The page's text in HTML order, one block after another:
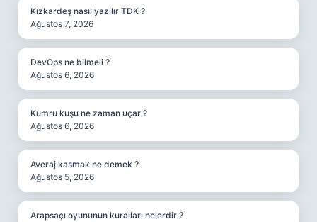
Kızkardeş nasıl yazılır TDK ?
Ağustos 7, 2026
DevOps ne bilmeli ?
Ağustos 6, 2026
Kumru kuşu ne zaman uçar ?
Ağustos 6, 2026
Averaj kasmak ne demek ?
Ağustos 5, 2026
Arapsaçı oyununun kuralları nelerdir ?